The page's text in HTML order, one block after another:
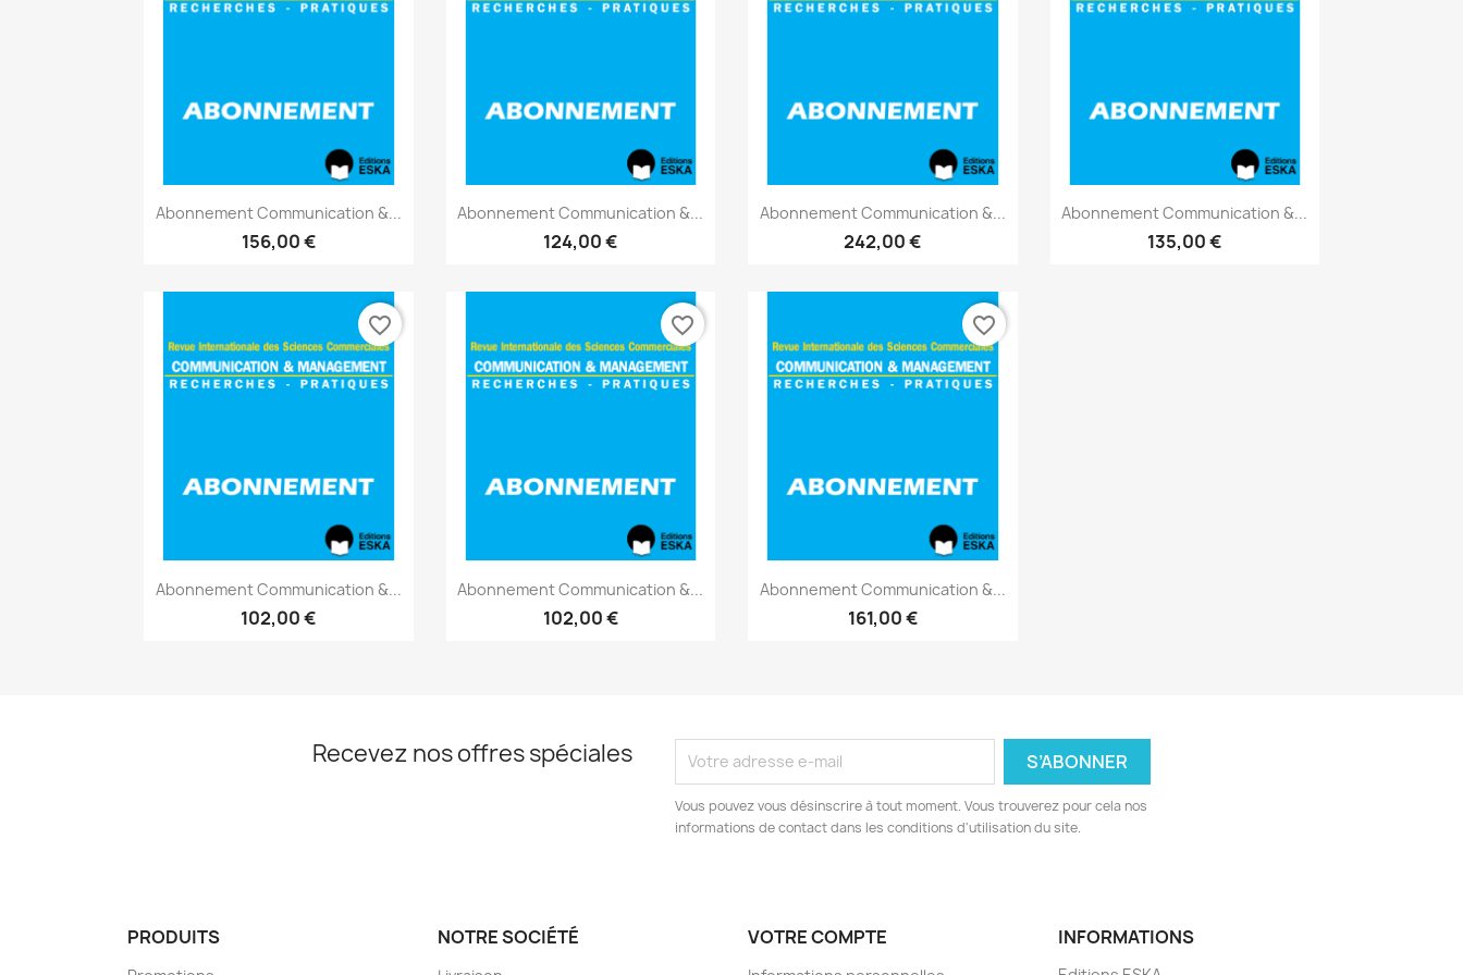
Aperçu rapide
Abonnement Communication &...
156,00 €
Aperçu rapide
Abonnement Communication &...
124,00 €
Aperçu rapide
Abonnement Communication &...
242,00 €
Aperçu rapide
Abonnement Communication &...
135,00 €
Aperçu rapide
Abonnement Communication &...
102,00 €
favorite_border
Aperçu rapide
Abonnement Communication &...
102,00 €
favorite_border
Aperçu rapide
Abonnement Communication &...
161,00 €
favorite_border
Recevez nos offres spéciales
Vous pouvez vous désinscrire à tout moment. Vous trouverez pour cela nos
informations de contact dans les conditions d'utilisation du site.
PRODUITS NOTRE SOCIÉTÉ VOTRE COMPTE INFORMATIONS